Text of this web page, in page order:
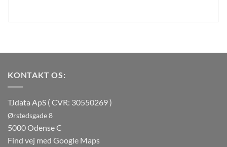
KONTAKT OS:
TJdata ApS ( CVR: 30550269 )
Ørstedsgade 8
5000 Odense C
Find vej med Google Maps